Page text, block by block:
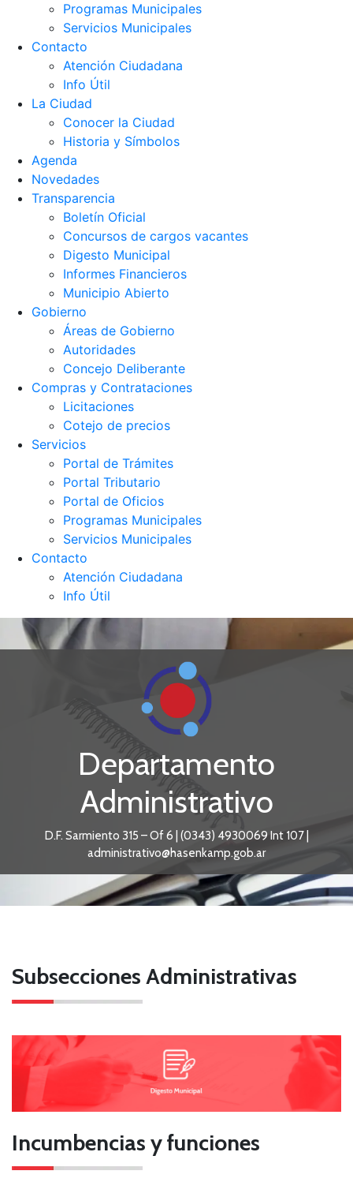
Programas Municipales
Servicios Municipales
Contacto
Atención Ciudadana
Info Útil
La Ciudad
Conocer la Ciudad
Historia y Símbolos
Agenda
Novedades
Transparencia
Boletín Oficial
Concursos de cargos vacantes
Digesto Municipal
Informes Financieros
Municipio Abierto
Gobierno
Áreas de Gobierno
Autoridades
Concejo Deliberante
Compras y Contrataciones
Licitaciones
Cotejo de precios
Servicios
Portal de Trámites
Portal Tributario
Portal de Oficios
Programas Municipales
Servicios Municipales
Contacto
Atención Ciudadana
Info Útil
Departamento
Administrativo
D.F. Sarmiento 315 – Of 6 | (0343) 4930069 Int 107 |
administrativo@hasenkamp.gob.ar
Subsecciones Administrativas
Incumbencias y funciones